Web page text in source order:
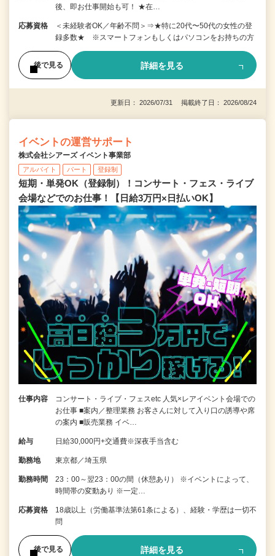
後、即お仕事開始も可！ ★在…
応募資格
＜未経験者OK／年齢不問＞⇒★特に20代〜50代の女性の登
録多数★ ※スマートフォンもしくはパソコンをお持ちの方
後で見る 詳細を見る
更新日： 2026/07/31 掲載終了日： 2026/08/24
イベントの運営サポート
株式会社シアーズ イベント事業部
アルバイト パート 登録制
短期・単発OK（登録制）！コンサート・フェス・ライブ
会場などでのお仕事！【日給3万円×日払いOK】
仕事内容
コンサート・ライブ・フェスetc 人気×レアイベント会場での
お仕事 ■案内／整理業務 お客さんに対して入り口の誘導や席
の案内 ■販売業務 イベ…
給与 日給30,000円+交通費※深夜手当含む
勤務地 東京都／埼玉県
勤務時間
23：00～翌23：00の間（休憩あり） ※イベントによって、
時間帯の変動あり ※一定…
応募資格
18歳以上（労働基準法第61条による）、経験・学歴は一切不
問
後で見る 詳細を見る